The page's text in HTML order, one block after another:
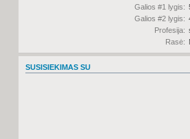
Galios #1 lygis:
Galios #2 lygis:
Profesija:
Rasė:
SUSISIEKIMAS SU